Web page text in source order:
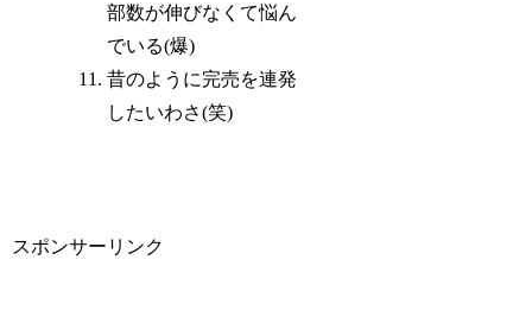
部数が伸びなくて悩ん
でいる(爆)
昔のように完売を連発
したいわさ(笑)
スポンサーリンク